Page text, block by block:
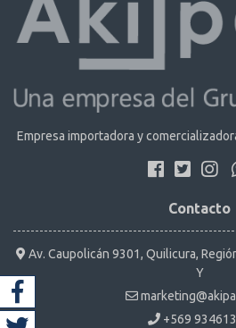
Empresa importadora y
Contacto
Av. Caupolicán 9301, Quilicura,
Y
+569